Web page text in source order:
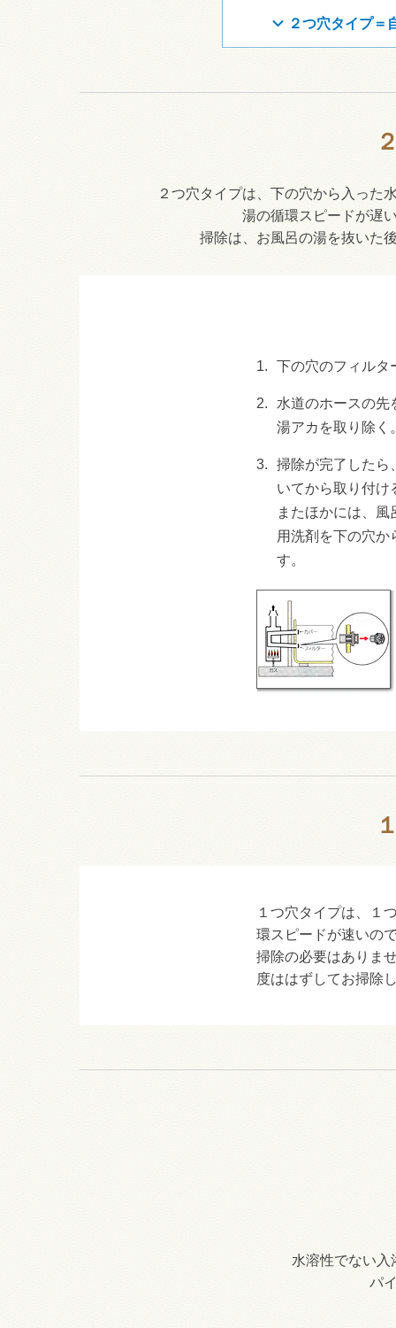
２つ穴タイプ＝
２つ穴タイプは、下の穴から入った
湯の循環スピードが遅
掃除は、お風呂の湯を抜いた
1. 下の穴のフィルタ
2.
水道のホースの先
湯アカを取り除く
3.
掃除が完了したら
いてから取り付け
またほかには、
用洗剤を下の穴
す。
１つ穴タイプは、１
環スピードが速いの
掃除の必要はありま
度ははずしてお掃除
水溶性でない入
パ